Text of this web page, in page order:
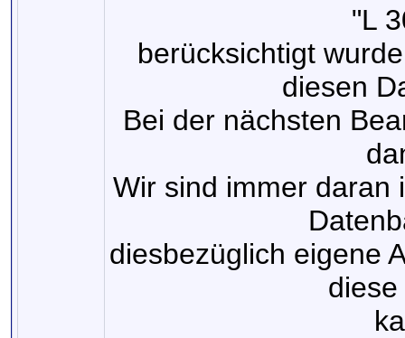
"L
berücksichtigt
diesen
Bei der nächsten
Wir sind immer daran
diesbezüglich eigene